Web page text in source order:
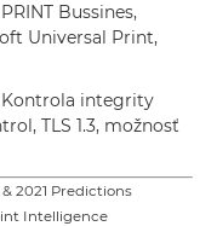
Bussines,
Universal Print,
Kontrola integrity
TLS 1.3, možnosť
2021 Predictions
Intelligence